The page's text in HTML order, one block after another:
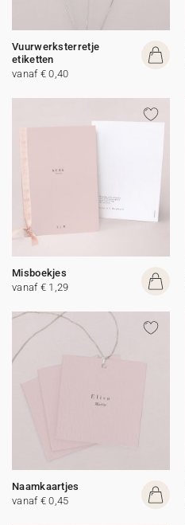
Vuurwerksterretje
etiketten
vanaf € 0,40
Misboekjes
vanaf € 1,29
Naamkaartjes
vanaf € 0,45